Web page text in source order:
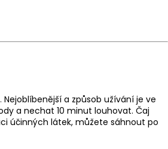
a způsob užívání je ve
a nechat 10 minut louhovat. Čaj
účinných látek, můžete sáhnout po